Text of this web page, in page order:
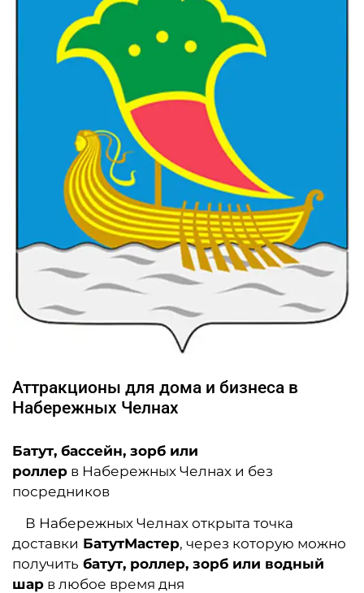
Аттракционы для дома и бизнеса в
Набережных Челнах
Батут, бассейн, зорб или
роллер в Набережных Челнах и без
посредников
В Набережных Челнах открыта точка
доставки БатутМастер, через которую можно
получить батут, роллер, зорб или водный
шар в любое время дня